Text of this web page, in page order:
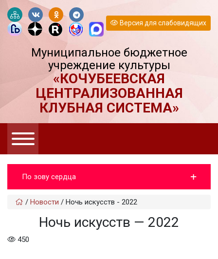
Версия для слабовидящих
Муниципальное бюджетное
учреждение культуры
«КОЧУБЕЕВСКАЯ
ЦЕНТРАЛИЗОВАННАЯ
КЛУБНАЯ СИСТЕМА»
По зову сердца
/ Новости / Ночь искусств - 2022
Ночь искусств — 2022
450